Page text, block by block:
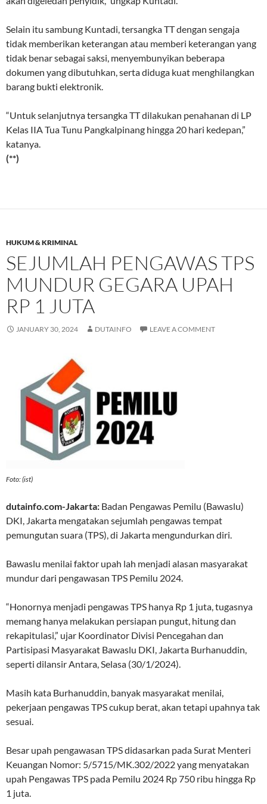
Selain itu sambung Kuntadi, tersangka TT dengan sengaja
tidak memberikan keterangan atau memberi keterangan yang
tidak benar sebagai saksi, menyembunyikan beberapa
dokumen yang dibutuhkan, serta diduga kuat menghilangkan
barang bukti elektronik.
“Untuk selanjutnya tersangka TT dilakukan penahanan di LP
Kelas IIA Tua Tunu Pangkalpinang hingga 20 hari kedepan,”
katanya.
(**)
HUKUM & KRIMINAL
SEJUMLAH PENGAWAS TPS
MUNDUR GEGARA UPAH
RP 1 JUTA
JANUARY 30, 2024 DUTAINFO LEAVE A COMMENT
Foto: (ist)
dutainfo.com-Jakarta: Badan Pengawas Pemilu (Bawaslu)
DKI, Jakarta mengatakan sejumlah pengawas tempat
pemungutan suara (TPS), di Jakarta mengundurkan diri.
Bawaslu menilai faktor upah lah menjadi alasan masyarakat
mundur dari pengawasan TPS Pemilu 2024.
“Honornya menjadi pengawas TPS hanya Rp 1 juta, tugasnya
memang hanya melakukan persiapan pungut, hitung dan
rekapitulasi,” ujar Koordinator Divisi Pencegahan dan
Partisipasi Masyarakat Bawaslu DKI, Jakarta Burhanuddin,
seperti dilansir Antara, Selasa (30/1/2024).
Masih kata Burhanuddin, banyak masyarakat menilai,
pekerjaan pengawas TPS cukup berat, akan tetapi upahnya tak
sesuai.
Besar upah pengawasan TPS didasarkan pada Surat Menteri
Keuangan Nomor: 5/5715/MK.302/2022 yang menyatakan
upah Pengawas TPS pada Pemilu 2024 Rp 750 ribu hingga Rp
1 juta.